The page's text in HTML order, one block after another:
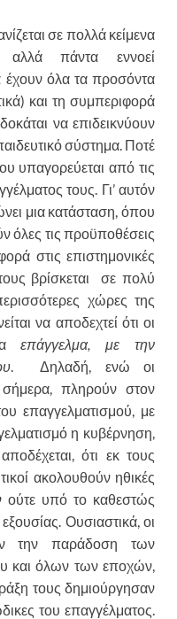
σε πολλά κείμενα
αλλά πάντα εννοεί
έχουν όλα τα προσόντα
και τη συμπεριφορά
να επιδεικνύουν
σύστημα. Ποτέ
υπαγορεύεται από τις
τους. Γι’ αυτόν
μια κατάσταση, όπου
όλες τις προϋποθέσεις
στις επιστημονικές
βρίσκεται σε πολύ
χώρες της
να αποδεχτεί ότι οι
επάγγελμα, με την
. Δηλαδή, ενώ οι
σήμερα, πληρούν στον
επαγγελματισμού, με
η κυβέρνηση,
ότι εκ τους
ακολουθούν ηθικές
ούτε υπό το καθεστώς
Ουσιαστικά, οι
την παράδοση των
και όλων των εποχών,
τους δημιούργησαν
του επαγγέλματος.